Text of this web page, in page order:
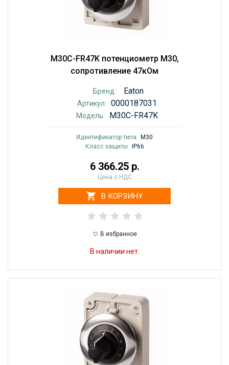
M30C-FR47K потенциометр M30,
сопротивление 47кОм
Бренд: Eaton
Артикул: 0000187031
Модель: M30C-FR47K
Идентификатор типа: M30
Класс защиты:
IP66
6 366.25 р.
Цена с НДС
В КОРЗИНУ
В избранное
В наличии нет.